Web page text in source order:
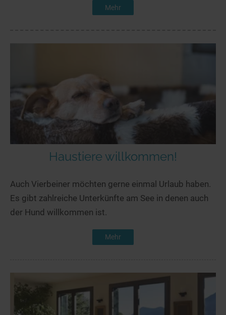
Mehr
Haustiere willkommen!
Auch Vierbeiner möchten gerne einmal Urlaub haben.
Es gibt zahlreiche Unterkünfte am See in denen auch
der Hund willkommen ist.
Mehr